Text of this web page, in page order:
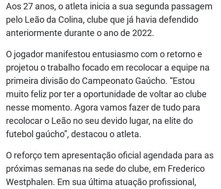
Aos 27 anos, o atleta inicia a sua segunda passagem
pelo Leão da Colina, clube que já havia defendido
anteriormente durante o ano de 2022.
O jogador manifestou entusiasmo com o retorno e
projetou o trabalho focado em recolocar a equipe na
primeira divisão do Campeonato Gaúcho. “Estou
muito feliz por ter a oportunidade de voltar ao clube
nesse momento. Agora vamos fazer de tudo para
recolocar o Leão no seu devido lugar, na elite do
futebol gaúcho”, destacou o atleta.
O reforço tem apresentação oficial agendada para as
próximas semanas na sede do clube, em Frederico
Westphalen. Em sua última atuação profissional,